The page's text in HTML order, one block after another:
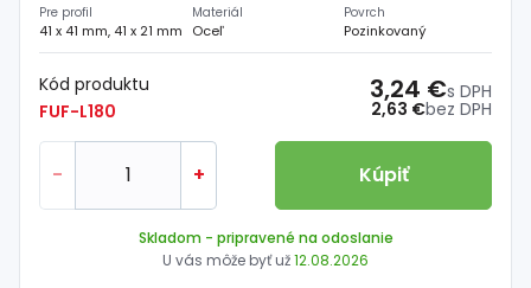
Pre profil
41 x 41 mm, 41 x 21 mm
Materiál
Oceľ
Povrch
Pozinkovaný
Kód produktu
FUF-L180
2,63 €bez DPH
3,24 €s DPH
- + Kúpiť
Skladom - pripravené na odoslanie
U vás môže byť už12.08.2026